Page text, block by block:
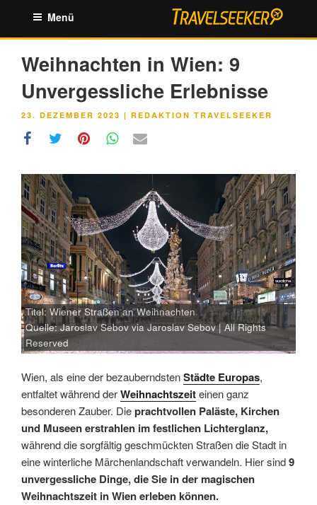
springen
Menü
Weihnachten in Wien: 9
Unvergessliche Erlebnisse
VERÖFFENTLICHT
23. DEZEMBER 2023 | REDAKTION TRAVELSEEKER
Titel: Wiener Straßen an Weihnachten
Quelle: Jaroslav Sebov via Jaroslav Sebov | All Rights
Reserved
Wien, als eine der bezauberndstenStädte Europas,
entfaltet während derWeihnachtszeiteinen ganz
besonderen Zauber. Dieprachtvollen Paläste, Kirchen
und Museen erstrahlen im festlichen Lichterglanz,
während die sorgfältig geschmückten Straßen die Stadt in
eine winterliche Märchenlandschaft verwandeln. Hier sind9
unvergessliche Dinge, die Sie in der magischen
Weihnachtszeit in Wien erleben können.